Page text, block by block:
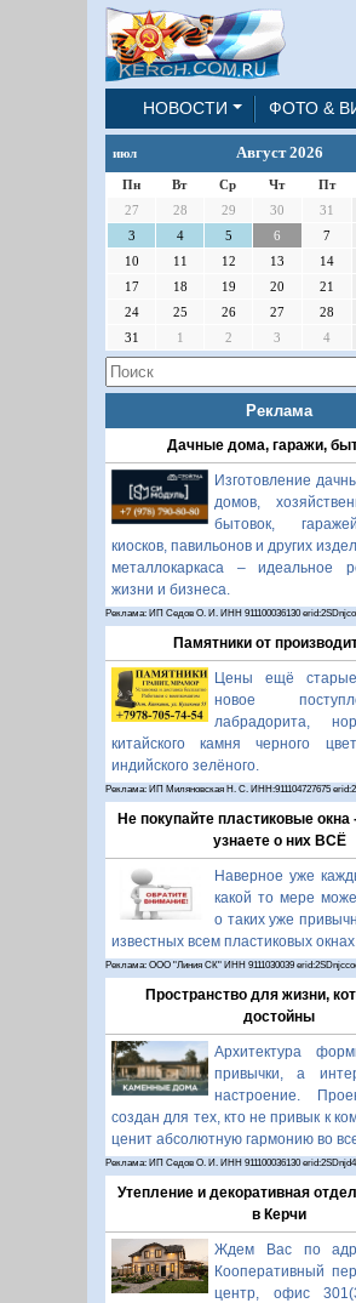
НОВОСТИ ФОТО &
июл Август 2026
Пн Вт Ср Чт Пт
27
28 29 30 31
3
4 5 6 7
10
11 12 13 14
17
18 19 20 21
24
25 26 27 28
31
1 2 3 4
Реклама
Дачные дома, гаражи,
Изготовление
домов,
бытовок,
киосков, павильонов и других
металлокаркаса – идеальное
жизни и бизнеса.
Реклама: ИП Седов О. И. ИНН 911100036130
Памятники от
Цены ещё
новое
лабрадорита,
китайского камня черного
индийского зелёного.
Реклама: ИП Миляновская Н. С. ИНН:911104727675
Не покупайте пластиковые
узнаете о них ВСЁ
Наверное уже
какой то мере
о таких уже
известных всем пластиковых
Реклама: ООО "Линия СК" ИНН 9111030039
Пространство для жизни,
достойны
Архитектура
привычки, а
настроение.
создан для тех, кто не привык к
ценит абсолютную гармонию во
Реклама: ИП Седов О. И. ИНН 911100036130
Утепление и декоративная
в Керчи
Ждем Вас по
Кооперативный
центр, офис